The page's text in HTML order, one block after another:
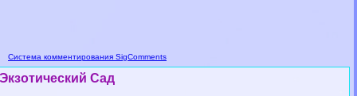
Система комментирования SigComments
Экзотический Сад